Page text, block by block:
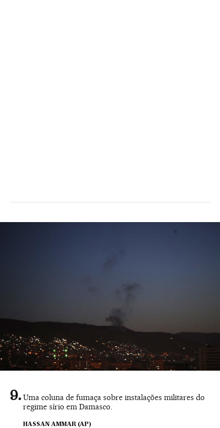
Uma coluna de fumaça sobre instalações militares do
regime sírio em Damasco.
HASSAN AMMAR (AP)